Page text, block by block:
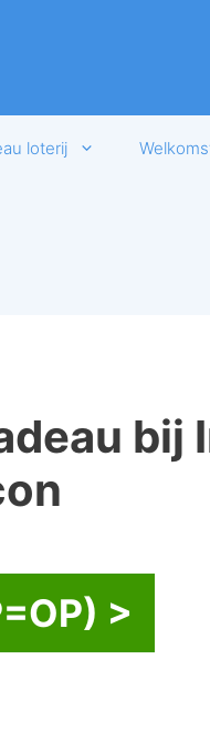
loterij
bij
>